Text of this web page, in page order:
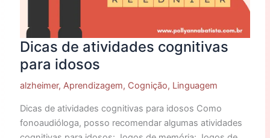
Dicas de atividades cognitivas
para idosos
alzheimer, Aprendizagem, Cognição, Linguagem
Dicas de atividades cognitivas para idosos Como
fonoaudióloga, posso recomendar algumas atividades